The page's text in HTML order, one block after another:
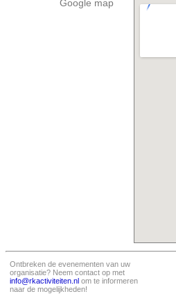
Google map
Ontbreken de evenementen van uw
organisatie? Neem contact op met
info@rkactiviteiten.nl om te informeren
naar de mogelijkheden!